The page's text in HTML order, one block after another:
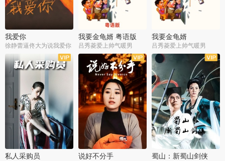
我爱你
徐静蕾逼佟大为说我爱你
我要金龟婿 粤语版
吕秀菱爱上帅气暖男
我要金龟婿
吕秀菱爱上帅气暖男
私人采购员 说好不分手 蜀山：新蜀山剑侠